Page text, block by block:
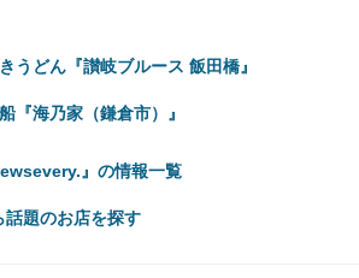
うどん『讃岐ブルース 飯田橋』
海乃家（鎌倉市）』
』の情報一覧
題のお店を探す